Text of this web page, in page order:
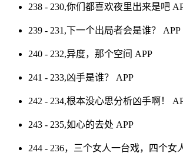
238 - 230,你们都喜欢夜里出来是吧
239 - 231,下一个出局者会是谁？ APP
240 - 232,异度，那个空间 APP
241 - 233,凶手是谁？ APP
242 - 234,根本没心思分析凶手啊！
243 - 235,如心的去处 APP
244 - 236，三个女人一台戏，四个女